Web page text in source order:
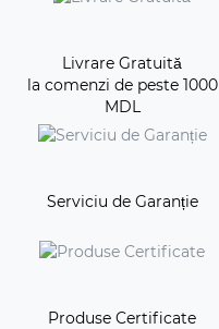
Livrare Gratuită
la comenzi de peste 1000
MDL
Serviciu de Garanție
Produse Certificate